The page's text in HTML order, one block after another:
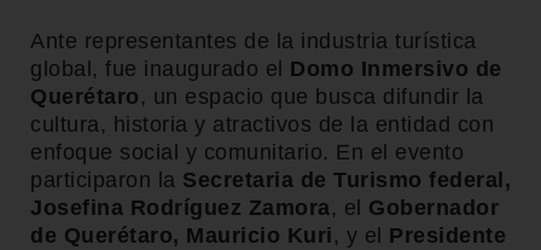
Ante representantes de la industria turística
global, fue inaugurado el Domo Inmersivo de
Querétaro , un espacio que busca difundir la
cultura, historia y atractivos de la entidad con
enfoque social y comunitario. En el evento
participaron la Secretaria de Turismo federal,
Josefina Rodríguez Zamora, el Gobernador
de Querétaro, Mauricio Kuri , y el Presidente